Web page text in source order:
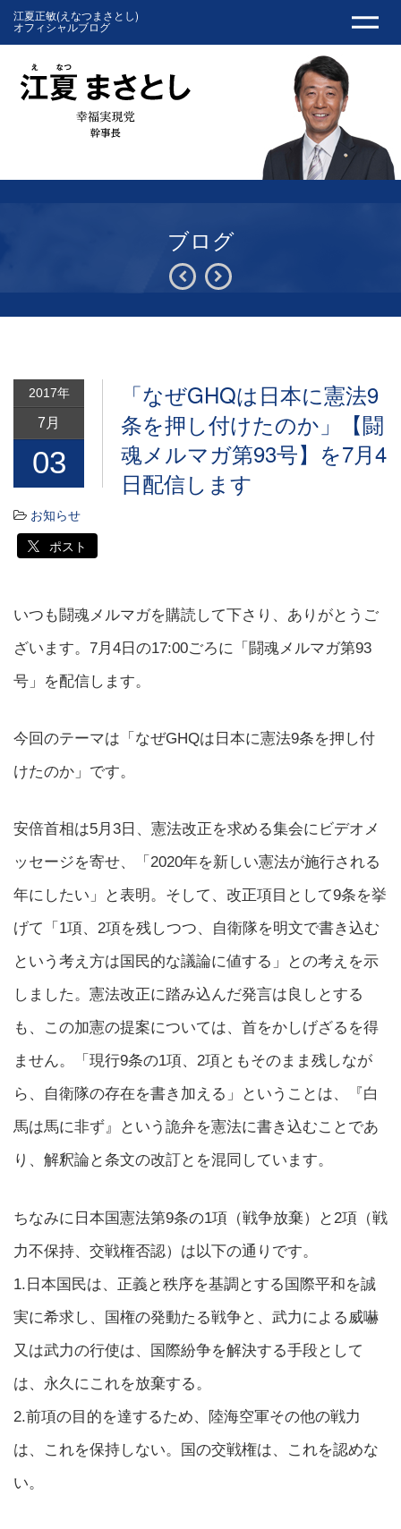
江夏正敏(えなつまさとし)
オフィシャルブログ
ブログ
2017年
7月
03
「なぜGHQは日本に憲法9
条を押し付けたのか」【闘
魂メルマガ第93号】を7月4
日配信します
お知らせ
ポスト
いつも闘魂メルマガを購読して下さり、ありがとうご
ざいます。7月4日の17:00ごろに「闘魂メルマガ第93
号」を配信します。
今回のテーマは「なぜGHQは日本に憲法9条を押し付
けたのか」です。
安倍首相は5月3日、憲法改正を求める集会にビデオメ
ッセージを寄せ、「2020年を新しい憲法が施行される
年にしたい」と表明。そして、改正項目として9条を挙
げて「1項、2項を残しつつ、自衛隊を明文で書き込む
という考え方は国民的な議論に値する」との考えを示
しました。憲法改正に踏み込んだ発言は良しとする
も、この加憲の提案については、首をかしげざるを得
ません。「現行9条の1項、2項ともそのまま残しなが
ら、自衛隊の存在を書き加える」ということは、『白
馬は馬に非ず』という詭弁を憲法に書き込むことであ
り、解釈論と条文の改訂とを混同しています。
ちなみに日本国憲法第9条の1項（戦争放棄）と2項（戦
力不保持、交戦権否認）は以下の通りです。
1.日本国民は、正義と秩序を基調とする国際平和を誠
実に希求し、国権の発動たる戦争と、武力による威嚇
又は武力の行使は、国際紛争を解決する手段として
は、永久にこれを放棄する。
2.前項の目的を達するため、陸海空軍その他の戦力
は、これを保持しない。国の交戦権は、これを認めな
い。